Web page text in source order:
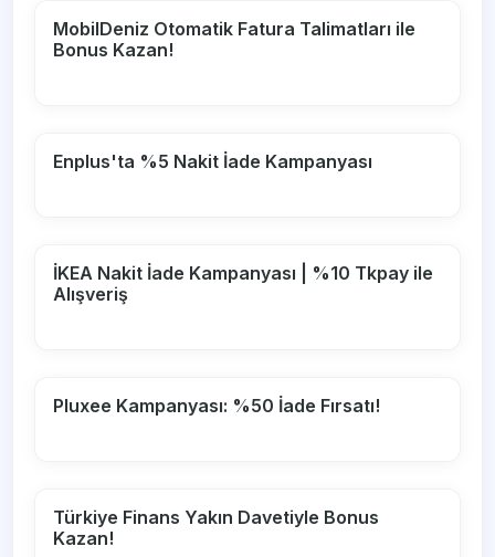
MobilDeniz Otomatik Fatura Talimatları ile
Bonus Kazan!
Enplus'ta %5 Nakit İade Kampanyası
İKEA Nakit İade Kampanyası | %10 Tkpay ile
Alışveriş
Pluxee Kampanyası: %50 İade Fırsatı!
Türkiye Finans Yakın Davetiyle Bonus
Kazan!